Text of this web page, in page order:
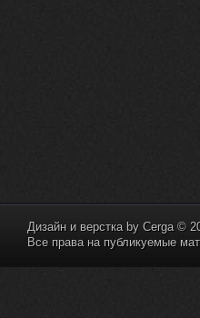
Дизайн и верстка by Cerga©
Все права на публикуемые